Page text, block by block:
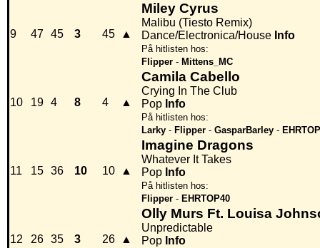
9 47 45 3 45 ▲
Miley Cyrus
Malibu (Tiesto Remix)
Dance/Electronica/House Info
På hitlisten hos:
Flipper - Mittens_MC
10 19 4 8 4 ▲
Camila Cabello
Crying In The Club
Pop Info
På hitlisten hos:
Larky - Flipper - GasparBarley -
11 15 36 10 10 ▲
Imagine Dragons
Whatever It Takes
Pop Info
På hitlisten hos:
Flipper - EHRTOP40
12 26 35 3 26 ▲
Olly Murs Ft. Louisa
Unpredictable
Pop Info